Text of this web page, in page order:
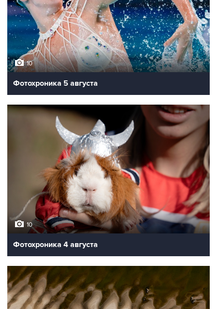
10
Фотохроника 5 августа
10
Фотохроника 4 августа